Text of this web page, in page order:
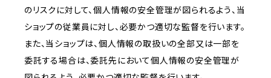
のリスクに対して、個人情報の安全管理が図られるよう、当
ショップの従業員に対し、必要かつ適切な監督を行います。
また、当ショップは、個人情報の取扱いの全部又は一部を
委託する場合は、委託先において個人情報の安全管理が